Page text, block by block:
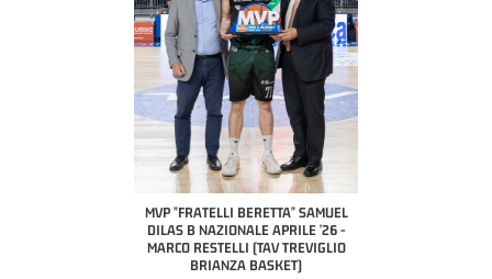
MVP "FRATELLI BERETTA" SAMUEL
DILAS B NAZIONALE APRILE '26 -
MARCO RESTELLI (TAV TREVIGLIO
BRIANZA BASKET)